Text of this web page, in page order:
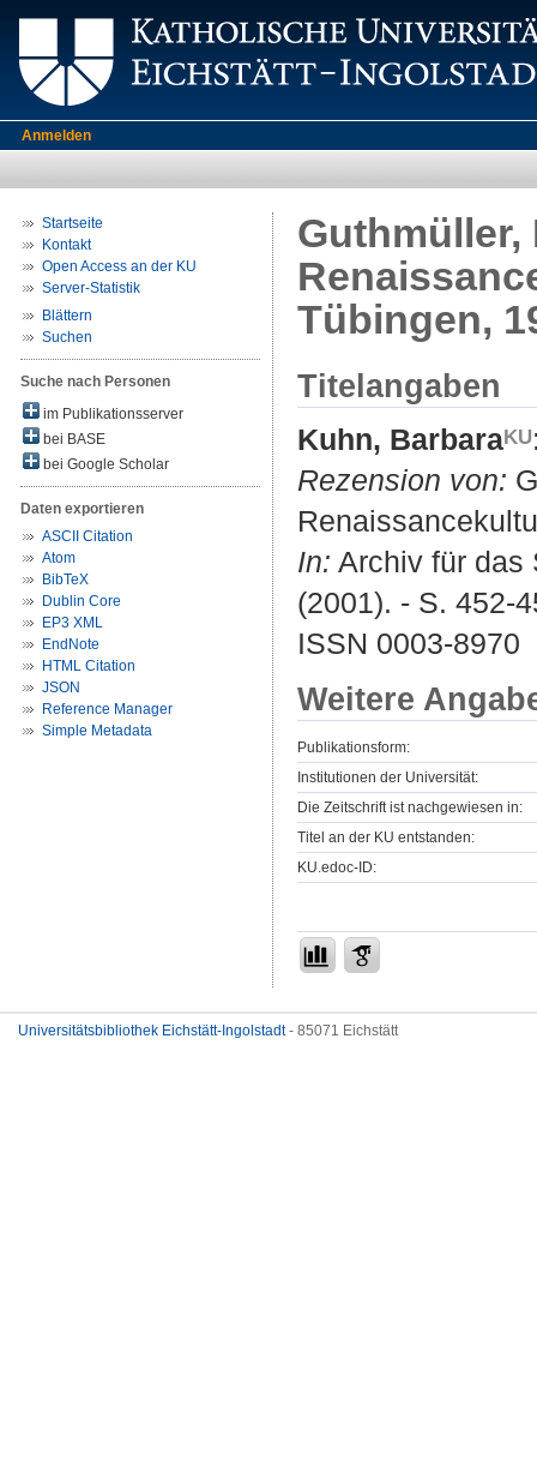
Anmelden
Startseite
Kontakt
Open Access an der KU
Server-Statistik
Blättern
Suchen
Suche nach Personen
im Publikationsserver
bei BASE
bei Google Scholar
Daten exportieren
ASCII Citation
Atom
BibTeX
Dublin Core
EP3 XML
EndNote
HTML Citation
JSON
Reference Manager
Simple Metadata
Guthmüller,
Tübingen,
Titelangaben
Kuhn, Barbara
Rezension von:
In: Archiv für das
(2001). - S. 452-
ISSN 0003-8970
Weitere
Publikationsform:
Institutionen der Universität:
Die Zeitschrift ist nachgewiesen in:
Titel an der KU entstanden:
KU.edoc-ID:
Universitätsbibliothek Eichstätt-Ingolstadt- 85071 Eichstätt